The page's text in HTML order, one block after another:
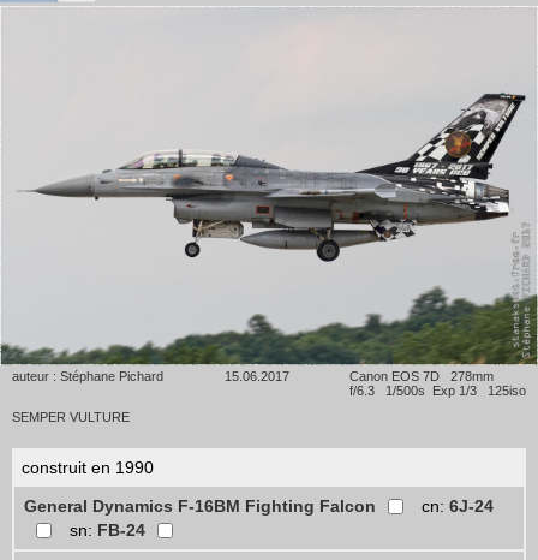
auteur : Stéphane Pichard 15.06.2017
Canon EOS 7D 278mm
f/6.3 1/500s Exp 1/3 125iso
SEMPER VULTURE
construit en 1990
General Dynamics F-16BM Fighting Falcon
cn: 6J-24
sn: FB-24